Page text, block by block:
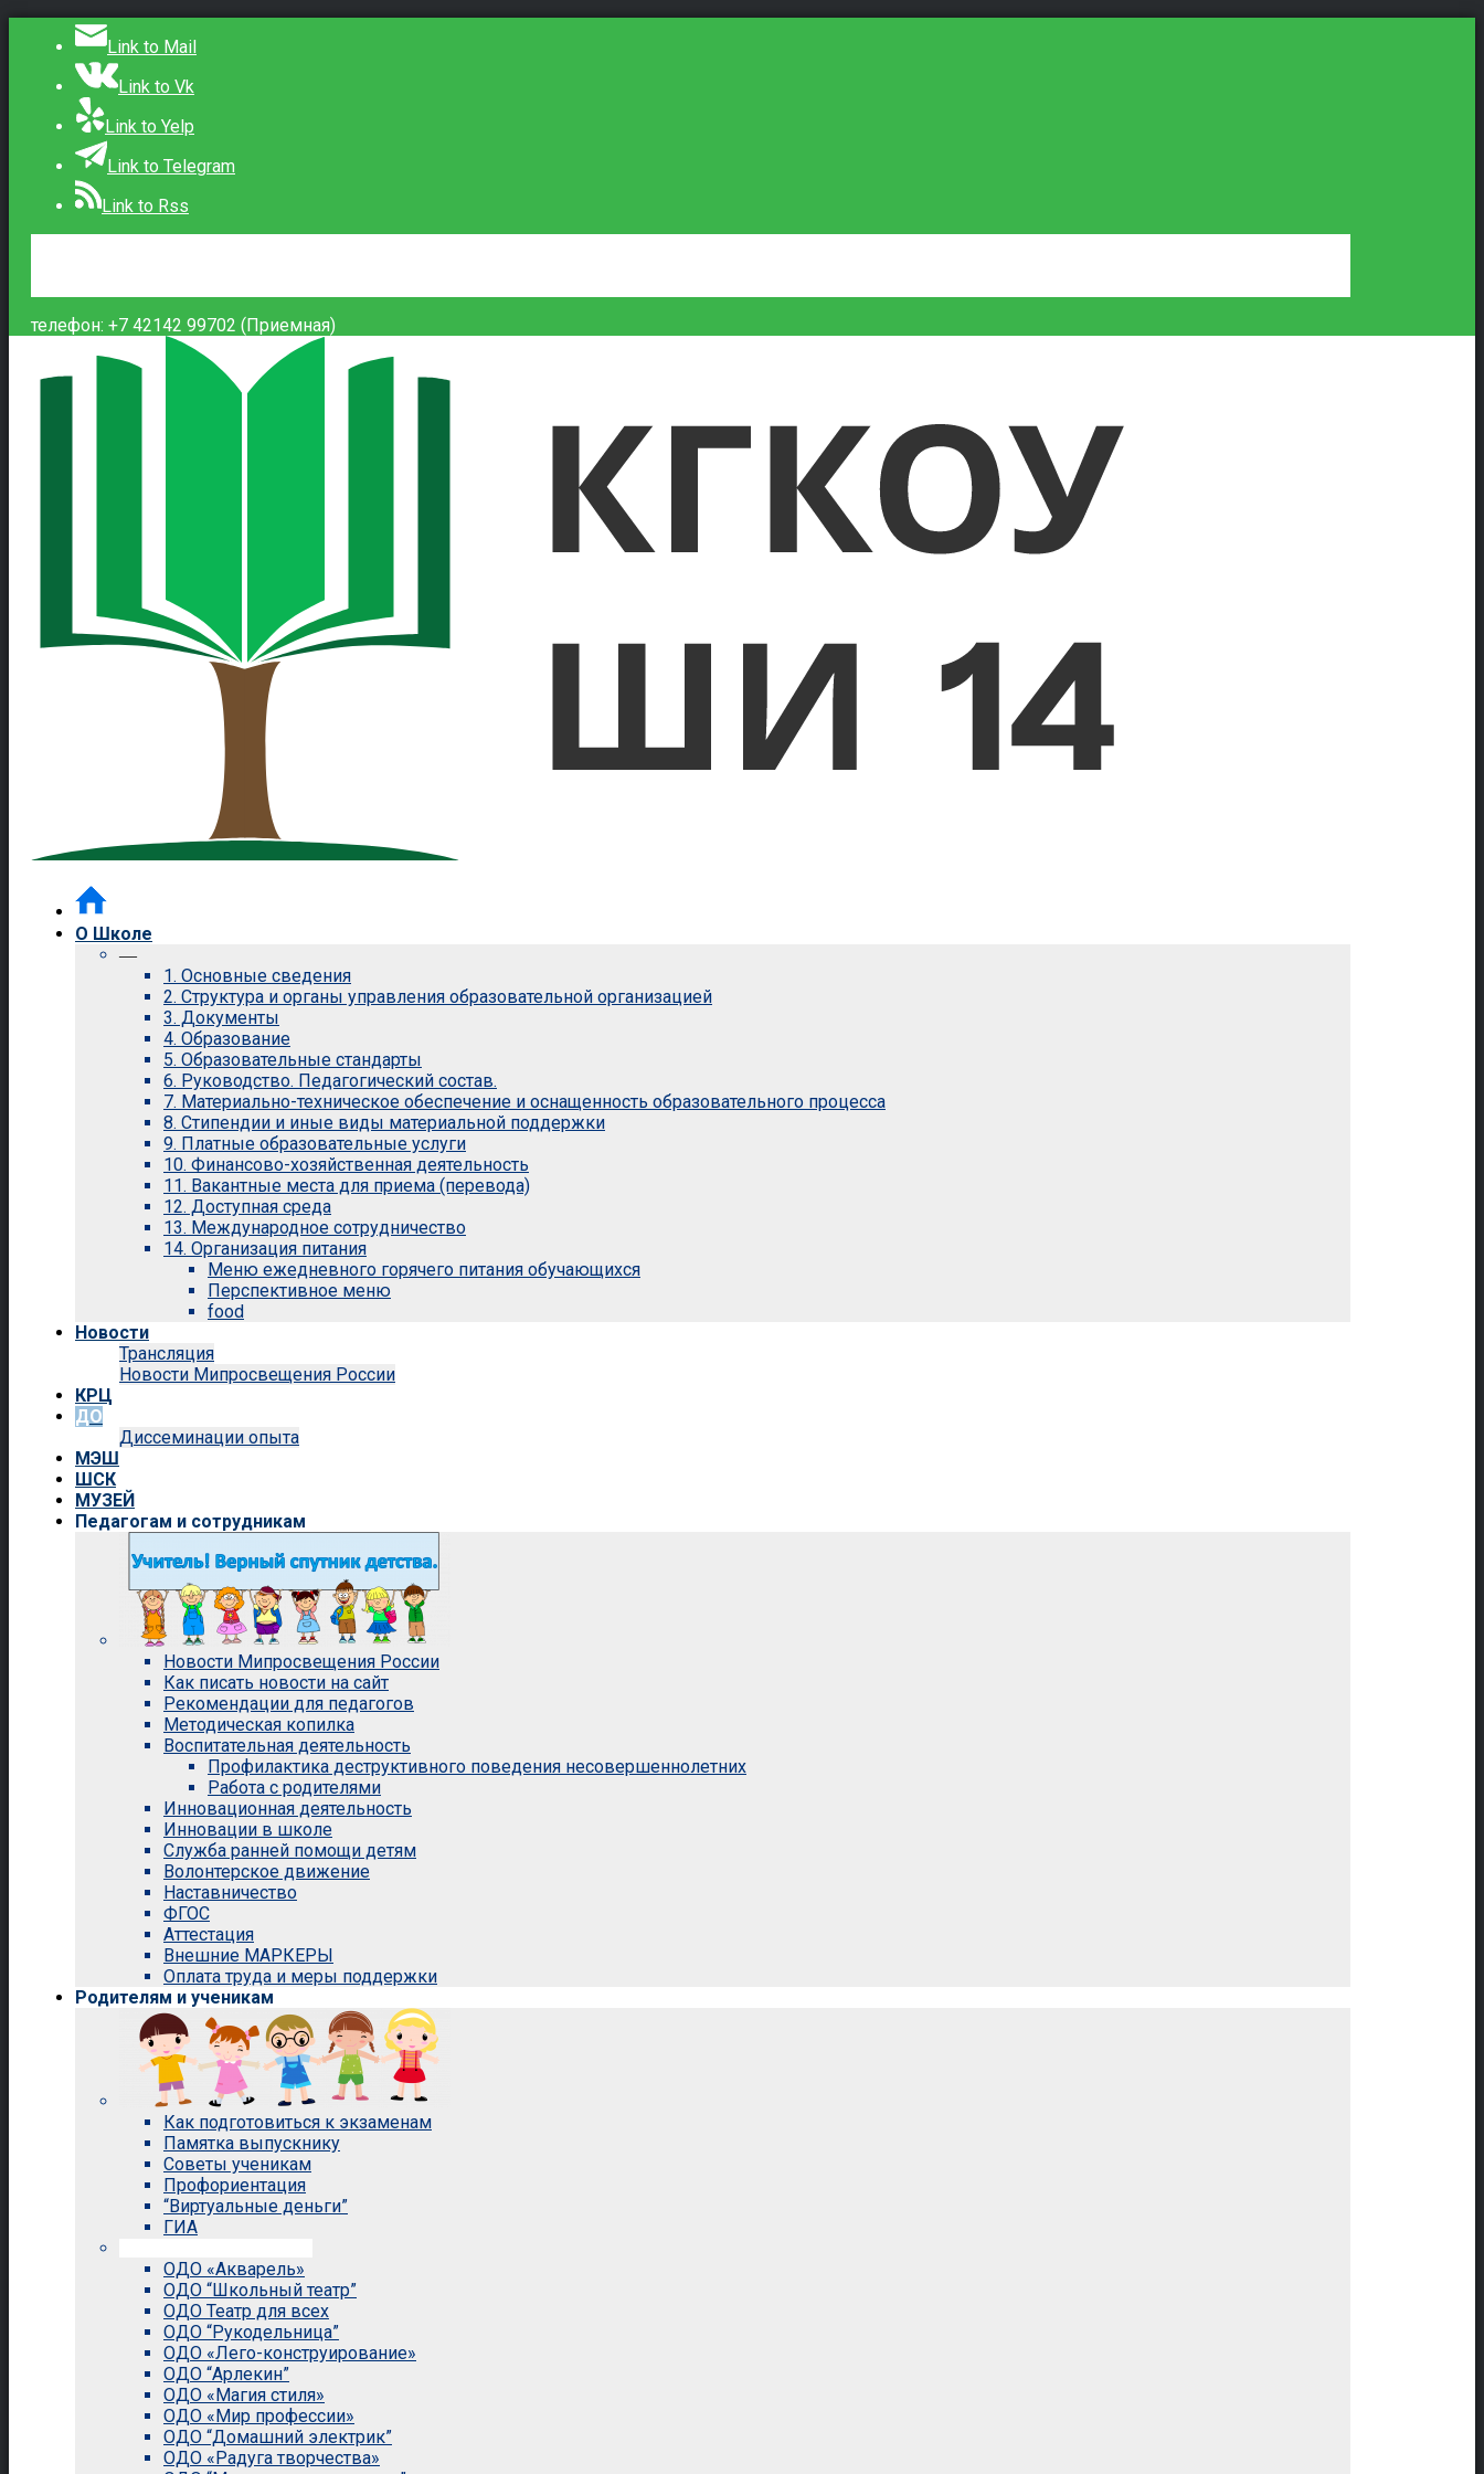
Link to Mail
Link to Vk
Link to Yelp
Link to Telegram
Link to Rss
телефон: +7 42142 99702 (Приемная)
О Школе
—
1. Основные сведения
2. Структура и органы управления образовательной организацией
3. Документы
4. Образование
5. Образовательные стандарты
6. Руководство. Педагогический состав.
7. Материально-техническое обеспечение и оснащенность образовательного процесса
8. Стипендии и иные виды материальной поддержки
9. Платные образовательные услуги
10. Финансово-хозяйственная деятельность
11. Вакантные места для приема (перевода)
12. Доступная среда
13. Международное сотрудничество
14. Организация питания
Меню ежедневного горячего питания обучающихся
Перспективное меню
food
Новости
Трансляция
Новости Мипросвещения России
КРЦ
ДО
Диссеминации опыта
МЭШ
ШСК
МУЗЕЙ
Педагогам и сотрудникам
Новости Мипросвещения России
Как писать новости на сайт
Рекомендации для педагогов
Методическая копилка
Воспитательная деятельность
Профилактика деструктивного поведения несовершеннолетних
Работа с родителями
Инновационная деятельность
Инновации в школе
Служба ранней помощи детям
Волонтерское движение
Наставничество
ФГОС
Аттестация
Внешние МАРКЕРЫ
Оплата труда и меры поддержки
Родителям и ученикам
Как подготовиться к экзаменам
Памятка выпускнику
Советы ученикам
Профориентация
“Виртуальные деньги”
ГИА
ОДО «Акварель»
ОДО “Школьный театр”
ОДО Театр для всех
ОДО “Рукодельница”
ОДО «Лего-конструирование»
ОДО “Арлекин”
ОДО «Магия стиля»
ОДО «Мир профессии»
ОДО “Домашний электрик”
ОДО «Радуга творчества»